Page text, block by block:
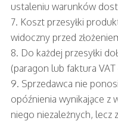
ustaleniu warunków
7. Koszt przesyłki
widoczny przed
8. Do każdej przesyłki
(paragon lub faktura
9. Sprzedawca nie
opóźnienia wynikające z
niego niezależnych,